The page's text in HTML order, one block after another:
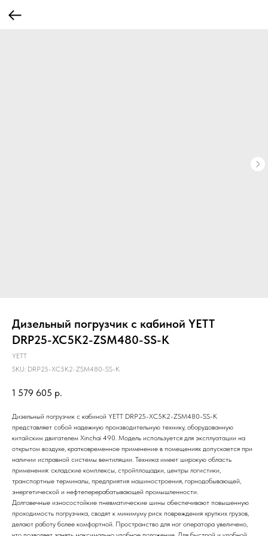
Дизельный погрузчик с кабиной YETT
DRP25-XC5K2-ZSM480-SS-K
YETT
SKU: DRP25-XC5K2-ZSM480-SS-K
1 579 605 р.
Дизельный погрузчик с кабиной YETT DRP25-XC5K2-ZSM480-SS-K
представляет собой надежную производительную технику, оборудованную
китайским двигателем Xinchai 490. Модель используется для эксплуатации на
открытом воздухе, кратковременное применение в помещениях допускается при
наличии исправной системы вентиляции. Техника имеет широкую область
применения: складские комплексы, стройплощадки, центры логистики,
транспортные терминалы, предприятия машиностроения, горнодобывающей,
энергетической и нефтеперерабатывающей промышленности.
Долговечные износостойкие пневматические шины обеспечивают повышенную
проходимость погрузчика, сводят к минимуму риск повреждения хрупких грузов,
делают работу более комфортной. Пространство для ног оператора увеличено,